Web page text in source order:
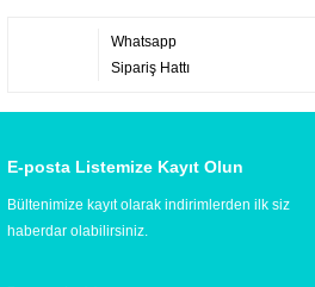
Whatsapp
Sipariş Hattı
E-posta Listemize Kayıt Olun
Bültenimize kayıt olarak indirimlerden ilk siz
haberdar olabilirsiniz.